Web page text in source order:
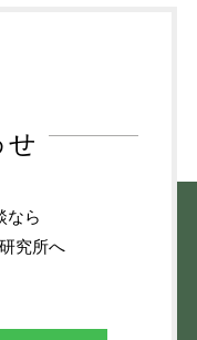
なら
究所へ